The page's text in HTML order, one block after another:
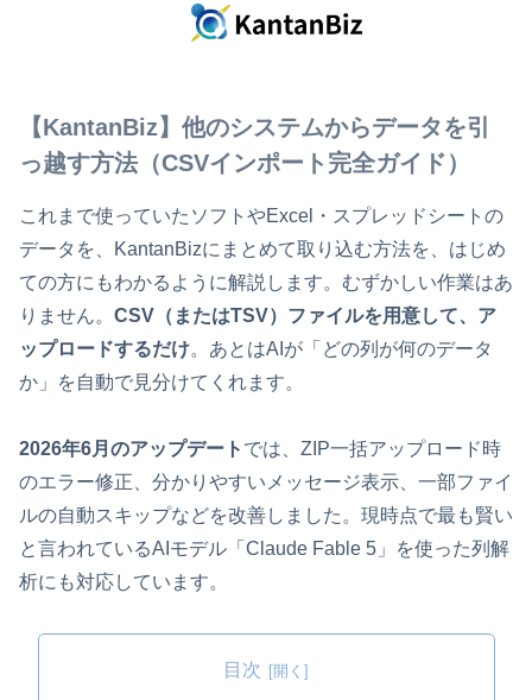
【KantanBiz】他のシステムからデータを引
っ越す方法（CSVインポート完全ガイド）
これまで使っていたソフトやExcel・スプレッドシートの
データを、KantanBizにまとめて取り込む方法を、はじめ
ての方にもわかるように解説します。むずかしい作業はあ
りません。 CSV（またはTSV）ファイルを用意して、ア
ップロードするだけ。あとはAIが「どの列が何のデータ
か」を自動で見分けてくれます。
2026年6月のアップデート では、ZIP一括アップロード時
のエラー修正、分かりやすいメッセージ表示、一部ファイ
ルの自動スキップなどを改善しました。現時点で最も賢い
と言われているAIモデル「Claude Fable 5」を使った列解
析にも対応しています。
目次